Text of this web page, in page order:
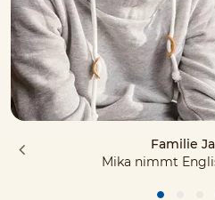
Familie
Mika nimmt